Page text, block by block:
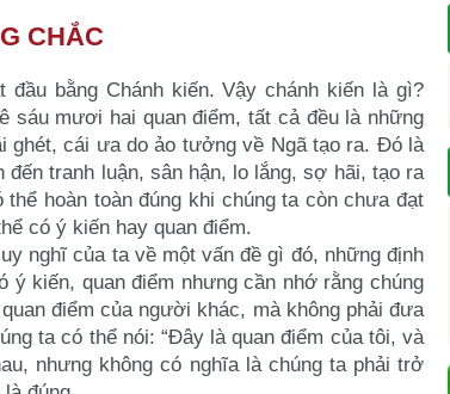
CHẮC
đầu bằng Chánh kiến. Vậy chánh kiến là gì?
sáu mươi hai quan điểm, tất cả đều là những
ghét, cái ưa do ảo tưởng về Ngã tạo ra. Đó là
đếntranh luận, sân hận, lo lắng, sợ hãi, tạo ra
thể hoàn toàn đúng khi chúng ta còn chưa đạt
có ý kiến hay quan điểm.
nghĩ của tavề một vấn đề gì đó, những định
ý kiến, quan điểm nhưng cần nhớ rằng chúng
điểm của người khác, mà không phải đưa
ta có thể nói: “Đây là quan điểm của tôi, và
nhưng không có nghĩa là chúng ta phải trở